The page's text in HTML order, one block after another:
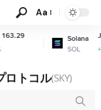
Aa
JPY-¥
+2.72%
ロトコル(SKY)